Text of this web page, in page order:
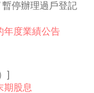
停辦理過戶登記
年度業績公告
]
期股息